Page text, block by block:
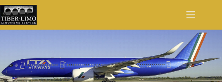
Skip
to
content